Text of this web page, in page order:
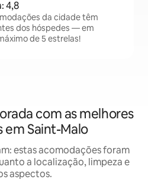
4,8
da cidade têm
dos hóspedes — em
de 5 estrelas!
com as melhores
em Saint-Malo
estas acomodações foram
a localização, limpeza e
aspectos.